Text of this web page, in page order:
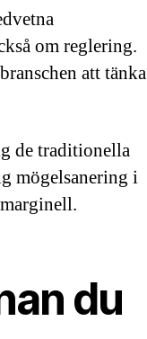
om reglering.
att tänka
de traditionella
mögelsanering i
du